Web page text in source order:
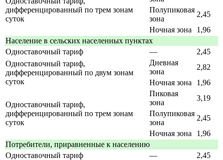
дифференцированный по трем зонам
суток
Полупиковая
зона
2,45
Ночная зона
1,96
Население в сельских населенных пунктах
Одноставочный тариф
—
2,45
Одноставочный тариф,
дифференцированный по двум зонам
суток
Дневная
зона
2,82
Ночная зона
1,96
Одноставочный тариф,
дифференцированный по трем зонам
суток
Пиковая
зона
3,19
Полупиковая
зона
2,45
Ночная зона
1,96
Потребители, приравненные к населению
Одноставочный тариф
—
2,45